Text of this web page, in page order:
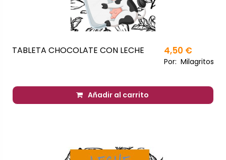
TABLETA CHOCOLATE CON LECHE 4,50 €
Por: Milagritos
Añadir al carrito